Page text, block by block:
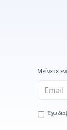
Μείνετε
Έχω